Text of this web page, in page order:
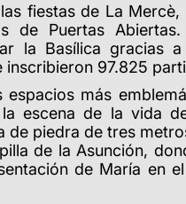
fiestas de La Mercè,
de Puertas
la Basílica gracias
97.825
más
escena de la vida
de piedra de tres
de la Asunción,
de María en